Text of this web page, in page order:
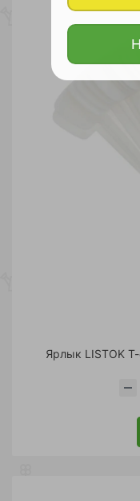
Ярлык LISTOK